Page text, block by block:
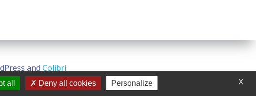
and Colibri
X
all Deny all cookies Personalize